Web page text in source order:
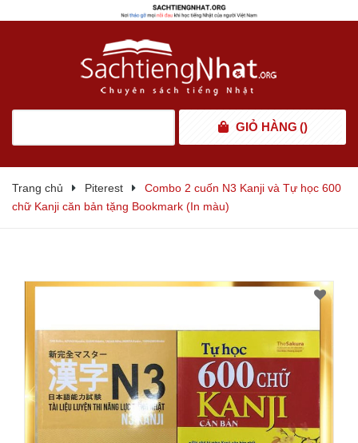
GIỎ HÀNG ()
Trang chủ Piterest
Combo 2 cuốn N3 Kanji và Tự học 600
chữ Kanji căn bản tặng Bookmark (In màu)